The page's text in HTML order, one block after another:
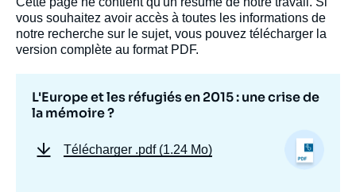
vous souhaitez avoir accès à toutes les informations de
notre recherche sur le sujet, vous pouvez télécharger la
version complète au format PDF.
L'Europe et les réfugiés en 2015 : une crise de
la mémoire ?
Télécharger .pdf (1.24 Mo)
publication
Patrick KLUGMAN, Georges DERTILIS,
Catherine PERRON, Evelyne RIBERT, Philip
: une crise de la mémoire ? », Études, Ifri,